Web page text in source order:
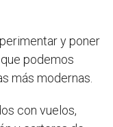
y poner
podemos
más modernas.
con vuelos,